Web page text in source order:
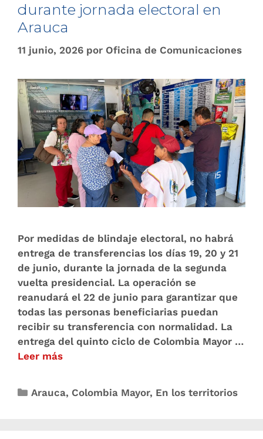
durante jornada electoral en
Arauca
11 junio, 2026 por Oficina de Comunicaciones
Por medidas de blindaje electoral, no habrá
entrega de transferencias los días 19, 20 y 21
de junio, durante la jornada de la segunda
vuelta presidencial. La operación se
reanudará el 22 de junio para garantizar que
todas las personas beneficiarias puedan
recibir su transferencia con normalidad. La
entrega del quinto ciclo de Colombia Mayor …
Leer más
Arauca, Colombia Mayor, En los territorios